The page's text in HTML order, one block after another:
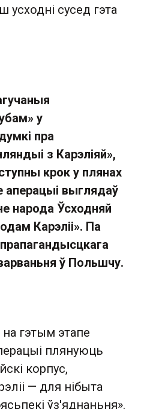
сусед гэта
у
пра
з Карэліяй»,
крок у плянах
аперацыі выглядаў
народа Ўсходняй
Карэліі». Па
ў Польшчу.
на гэтым этапе
плянуюць
корпус,
— для нібыта
ўз'яднаньня».